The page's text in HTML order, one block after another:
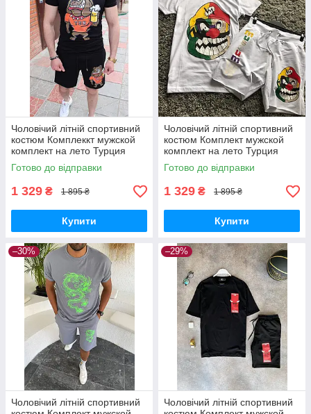
Чоловічий літній спортивний
костюм Комплеккт мужской
комплект на лето Турция
Готово до відправки
1 329 ₴ 1 895 ₴
Купити
Чоловічий літній спортивний
костюм Комплект мужской
комплект на лето Турция
Готово до відправки
1 329 ₴ 1 895 ₴
Купити
–30%
Чоловічий літній спортивний
–29%
Чоловічий літній спортивний